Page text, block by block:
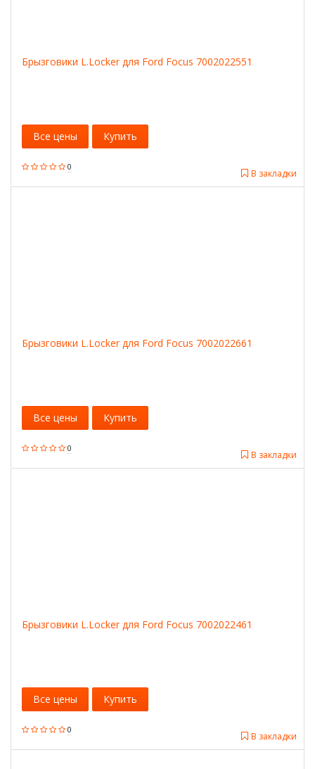
Брызговики L.Locker для Ford Focus 7002022551
0
В закладки
Все цены Купить
Брызговики L.Locker для Ford Focus 7002022661
0
В закладки
Все цены Купить
Брызговики L.Locker для Ford Focus 7002022461
0
В закладки
Все цены Купить